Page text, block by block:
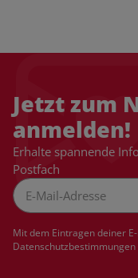
Jetzt zum
anmelden!
Erhalte spannende
Postfach
Mit dem Eintragen deiner
Datenschutzbestimmungen